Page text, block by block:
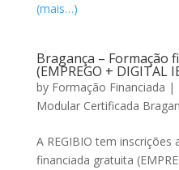
(mais…)
Bragança – Formação
(EMPREGO + DIGITAL
by Formação Financiada |
Modular Certificada
A REGIBIO tem
financiada gratuita